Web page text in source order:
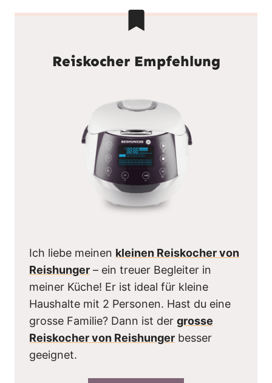
Reiskocher Empfehlung
Ich liebe meinen kleinen Reiskocher von
Reishunger – ein treuer Begleiter in
meiner Küche! Er ist ideal für kleine
Haushalte mit 2 Personen. Hast du eine
grosse Familie? Dann ist der grosse
Reiskocher von Reishunger besser
geeignet.